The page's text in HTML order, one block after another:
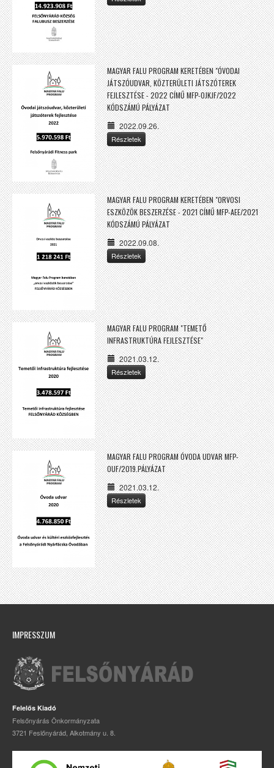
MAGYAR FALU PROGRAM KERETÉBEN "ÓVODAI
JÁTSZÓUDVAR, KÖZTERÜLETI JÁTSZÓTEREK
FEJLESZTÉSE - 2022 CÍMŰ MFP-OJKJF/2022
KÓDSZÁMÚ PÁLYÁZAT
2022.09.26.
Részletek
MAGYAR FALU PROGRAM KERETÉBEN "ORVOSI
ESZKÖZÖK BESZERZÉSE - 2021 CÍMŰ MFP-AEE/2021
KÓDSZÁMÚ PÁLYÁZAT
2022.09.08.
Részletek
MAGYAR FALU PROGRAM "TEMETŐ
INFRASTRUKTÚRA FEJLESZTÉSE"
2021.03.12.
Részletek
MAGYAR FALU PROGRAM ÓVODA UDVAR MFP-
OUF/2019.PÁLYÁZAT
2021.03.12.
Részletek
IMPRESSZUM
Felelős Kiadó
Felsőnyárás Önkormányzata
3721 Feslőnyárád, Alkotmány u. 8.